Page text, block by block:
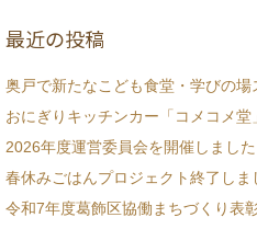
最近の投稿
奥戸で新たなこども食堂・学びの場
おにぎりキッチンカー「コメコメ堂
2026年度運営委員会を開催しました
春休みごはんプロジェクト終了しま
令和7年度葛飾区協働まちづくり表